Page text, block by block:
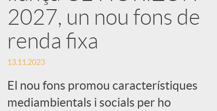
a
X
a
2027, un nou fons de
renda fixa
13.11.2023
El nou fons promou característiques
mediambientals i socials per ho